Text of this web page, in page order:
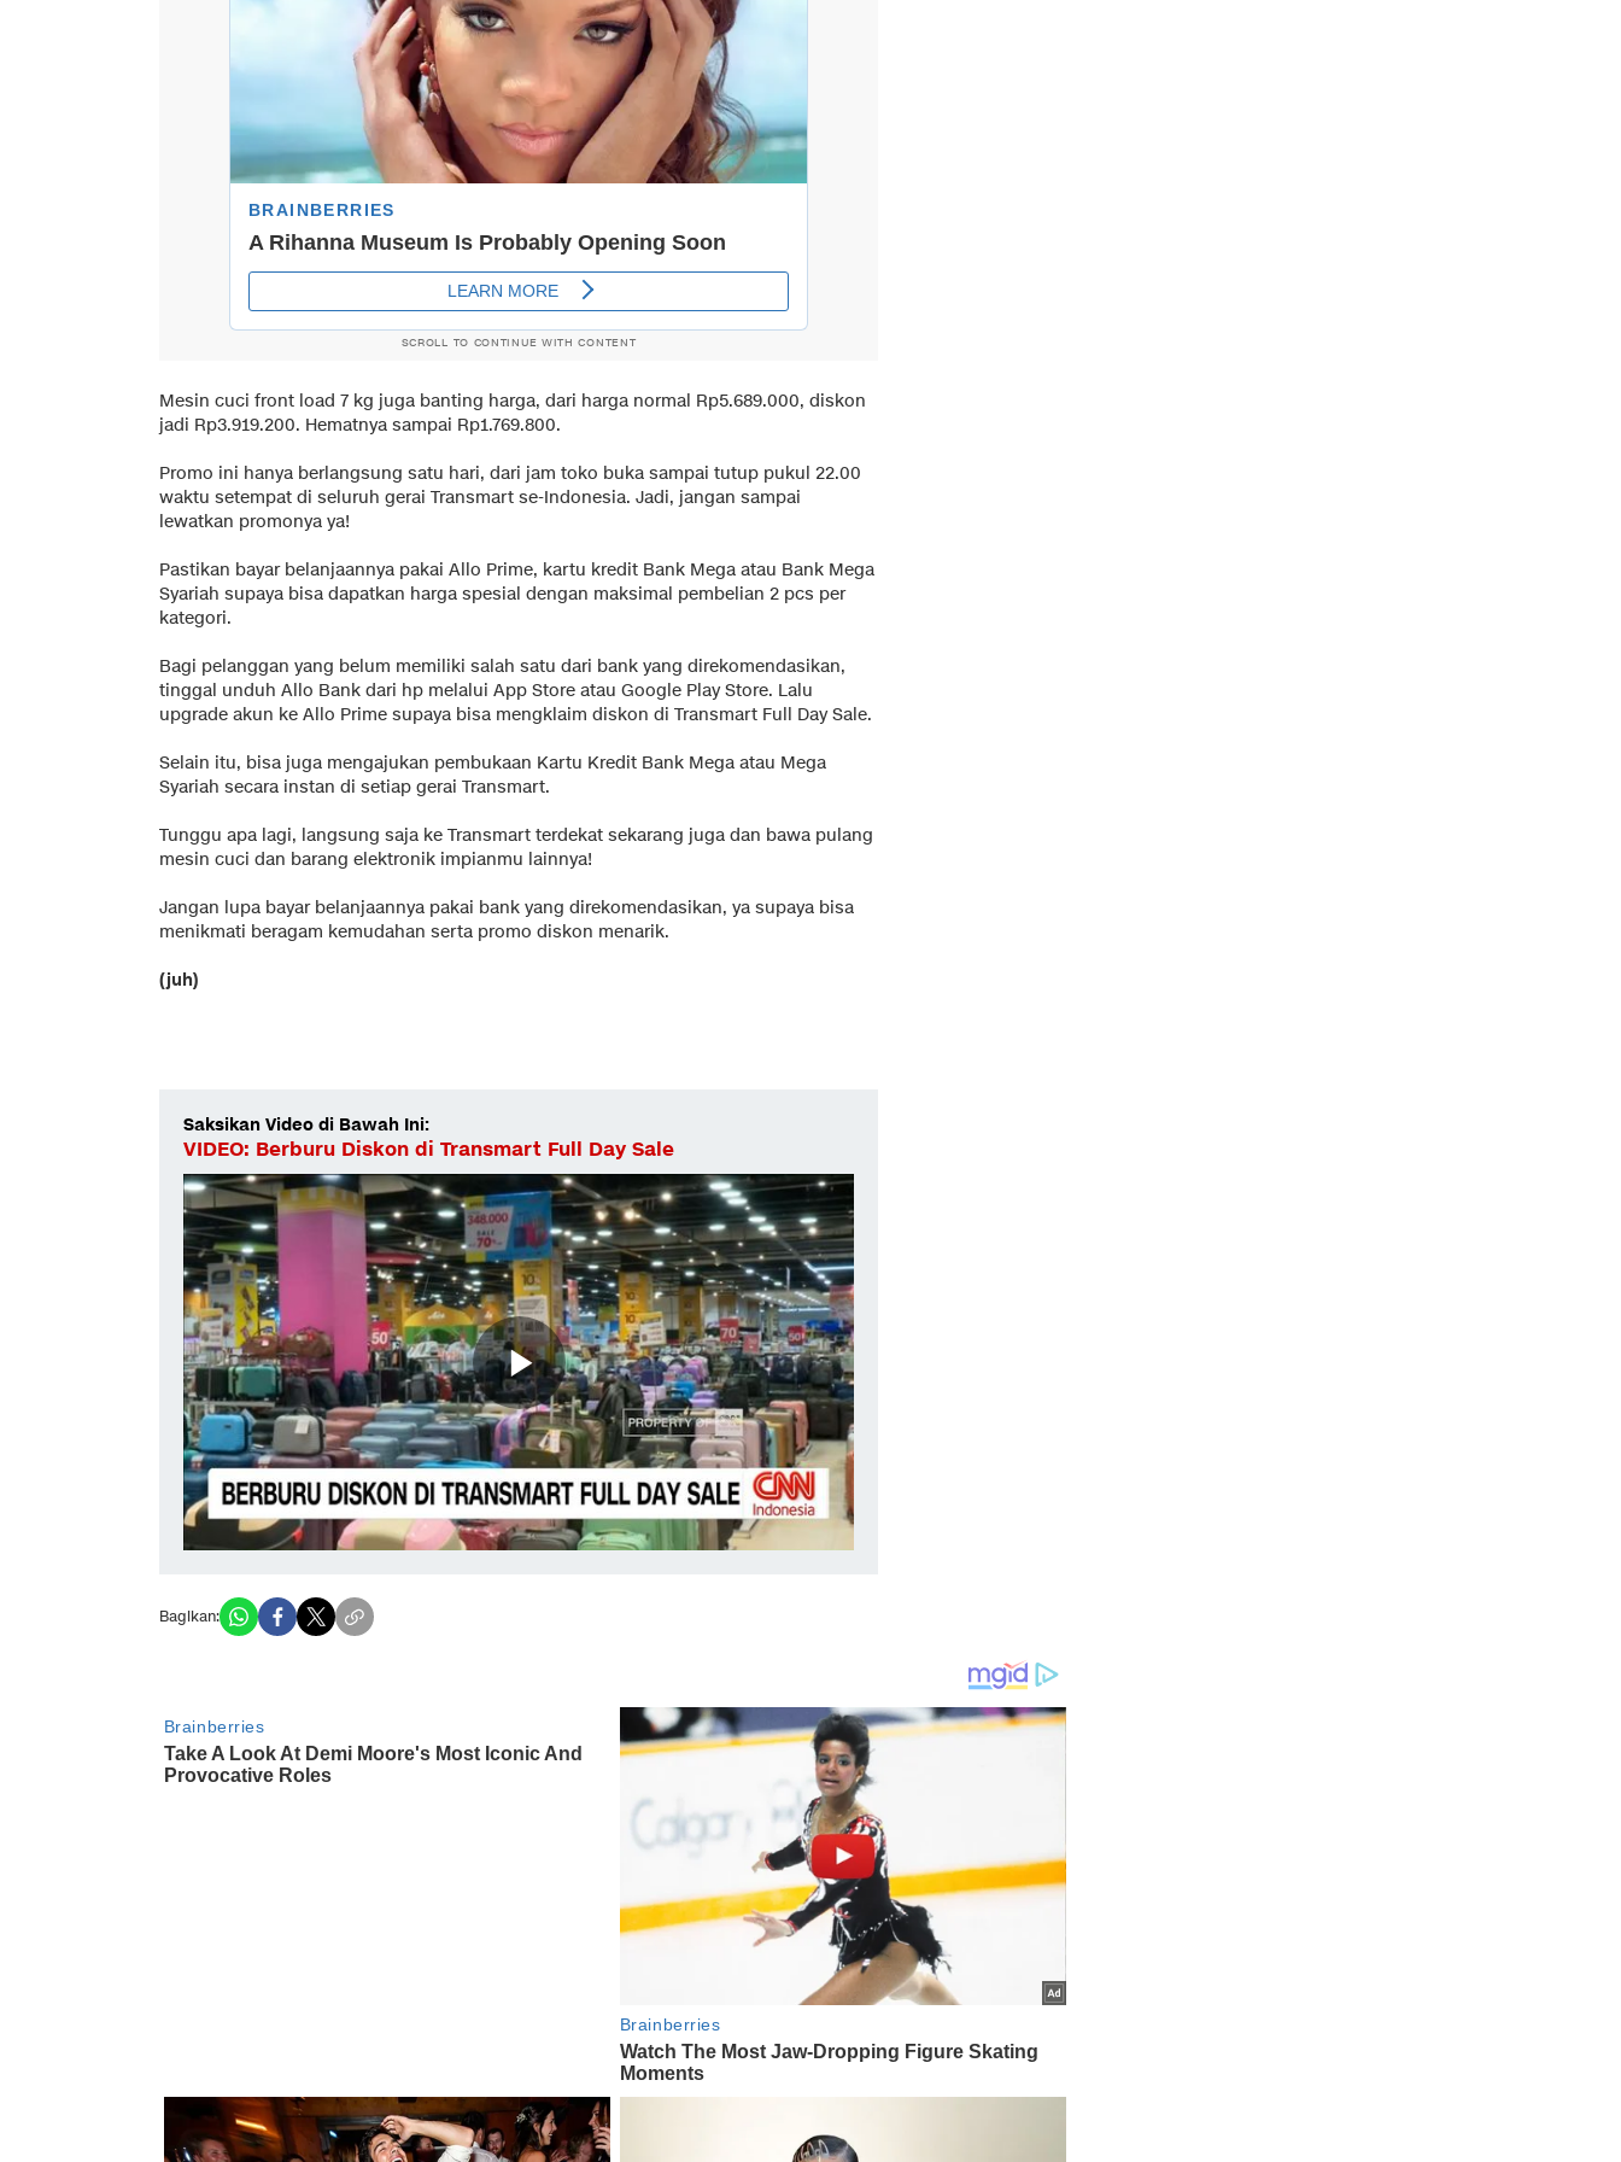
SCROLL TO CONTINUE WITH CONTENT
Mesin cuci front load 7 kg juga banting harga, dari harga normal Rp5.689.000, diskon
jadi Rp3.919.200. Hematnya sampai Rp1.769.800.
Promo ini hanya berlangsung satu hari, dari jam toko buka sampai tutup pukul 22.00
waktu setempat di seluruh gerai Transmart se-Indonesia. Jadi, jangan sampai
lewatkan promonya ya!
Pastikan bayar belanjaannya pakai Allo Prime, kartu kredit Bank Mega atau Bank Mega
Syariah supaya bisa dapatkan harga spesial dengan maksimal pembelian 2 pcs per
kategori.
Bagi pelanggan yang belum memiliki salah satu dari bank yang direkomendasikan,
tinggal unduh Allo Bank dari hp melalui App Store atau Google Play Store. Lalu
upgrade akun ke Allo Prime supaya bisa mengklaim diskon di Transmart Full Day Sale.
Selain itu, bisa juga mengajukan pembukaan Kartu Kredit Bank Mega atau Mega
Syariah secara instan di setiap gerai Transmart.
Tunggu apa lagi, langsung saja ke Transmart terdekat sekarang juga dan bawa pulang
mesin cuci dan barang elektronik impianmu lainnya!
Jangan lupa bayar belanjaannya pakai bank yang direkomendasikan, ya supaya bisa
menikmati beragam kemudahan serta promo diskon menarik.
(juh)
Saksikan Video di Bawah Ini:
VIDEO: Berburu Diskon di Transmart Full Day Sale
Bagikan: